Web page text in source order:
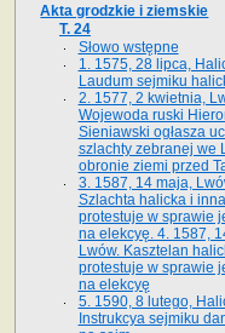
Akta grodzkie i ziemskie
T. 24
Słowo wstępne
1. 1575, 28 lipca,
Laudum sejmiku
2. 1577, 2 kwietnia,
Wojewoda ruski
Sieniawski ogłasza
szlachty zebranej we
obronie ziemi przed
3. 1587, 14 maja,
Szlachta halicka i inna
protestuje w sprawie
na elekcyę. 4. 1587,
Lwów. Kasztelan
protestuje w sprawie
na elekcyę
5. 1590, 8 lutego,
Instrukcya sejmiku